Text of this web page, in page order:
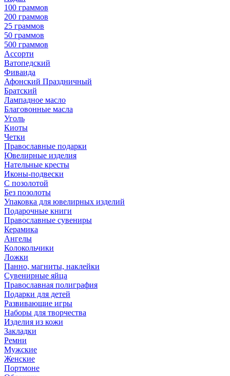
100 граммов
200 граммов
25 граммов
50 граммов
500 граммов
Ассорти
Ватопедский
Фиваида
Афонский Праздничный
Братский
Лампадное масло
Благовонные масла
Уголь
Киоты
Четки
Православные подарки
Ювелирные изделия
Нательные кресты
Иконы-подвески
С позолотой
Без позолоты
Упаковка для ювелирных изделий
Подарочные книги
Православные сувениры
Керамика
Ангелы
Колокольчики
Ложки
Панно, магниты, наклейки
Сувенирные яйца
Православная полиграфия
Подарки для детей
Развивающие игры
Наборы для творчества
Изделия из кожи
Закладки
Ремни
Мужские
Женские
Портмоне